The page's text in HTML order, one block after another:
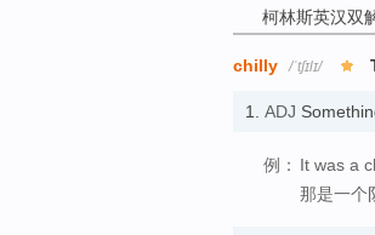
柯林斯英汉双
chilly /ˈtʃɪlɪ/
1. ADJ
例： It was a
那是一个